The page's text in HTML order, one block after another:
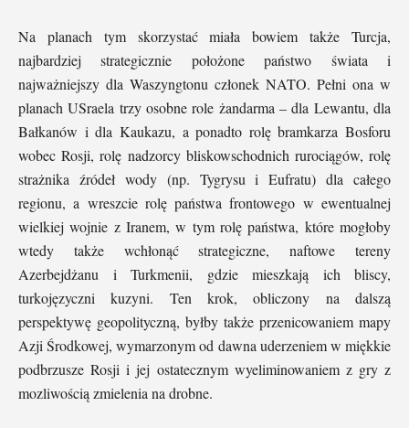
Na planach tym skorzystać miała bowiem także Turcja,
najbardziej strategicznie położone państwo świata i
najważniejszy dla Waszyngtonu członek NATO. Pełni ona w
planach USraela trzy osobne role żandarma – dla Lewantu, dla
Bałkanów i dla Kaukazu, a ponadto rolę bramkarza Bosforu
wobec Rosji, rolę nadzorcy bliskowschodnich rurociągów, rolę
strażnika źródeł wody (np. Tygrysu i Eufratu) dla całego
regionu, a wreszcie rolę państwa frontowego w ewentualnej
wielkiej wojnie z Iranem, w tym rolę państwa, które mogłoby
wtedy także wchłonąć strategiczne, naftowe tereny
Azerbejdżanu i Turkmenii, gdzie mieszkają ich bliscy,
turkojęzyczni kuzyni. Ten krok, obliczony na dalszą
perspektywę geopolityczną, byłby także przenicowaniem mapy
Azji Środkowej, wymarzonym od dawna uderzeniem w miękkie
podbrzusze Rosji i jej ostatecznym wyeliminowaniem z gry z
mozliwością zmielenia na drobne.